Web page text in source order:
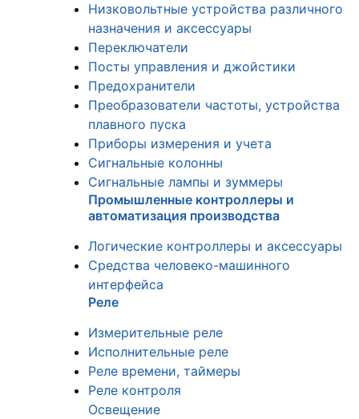
Низковольтные устройства различного
назначения и аксессуары
Переключатели
Посты управления и джойстики
Предохранители
Преобразователи частоты, устройства
плавного пуска
Приборы измерения и учета
Сигнальные колонны
Сигнальные лампы и зуммеры
Промышленные контроллеры и
автоматизация производства
Логические контроллеры и аксессуары
Средства человеко-машинного
интерфейса
Реле
Измерительные реле
Исполнительные реле
Реле времени, таймеры
Реле контроля
Освещение